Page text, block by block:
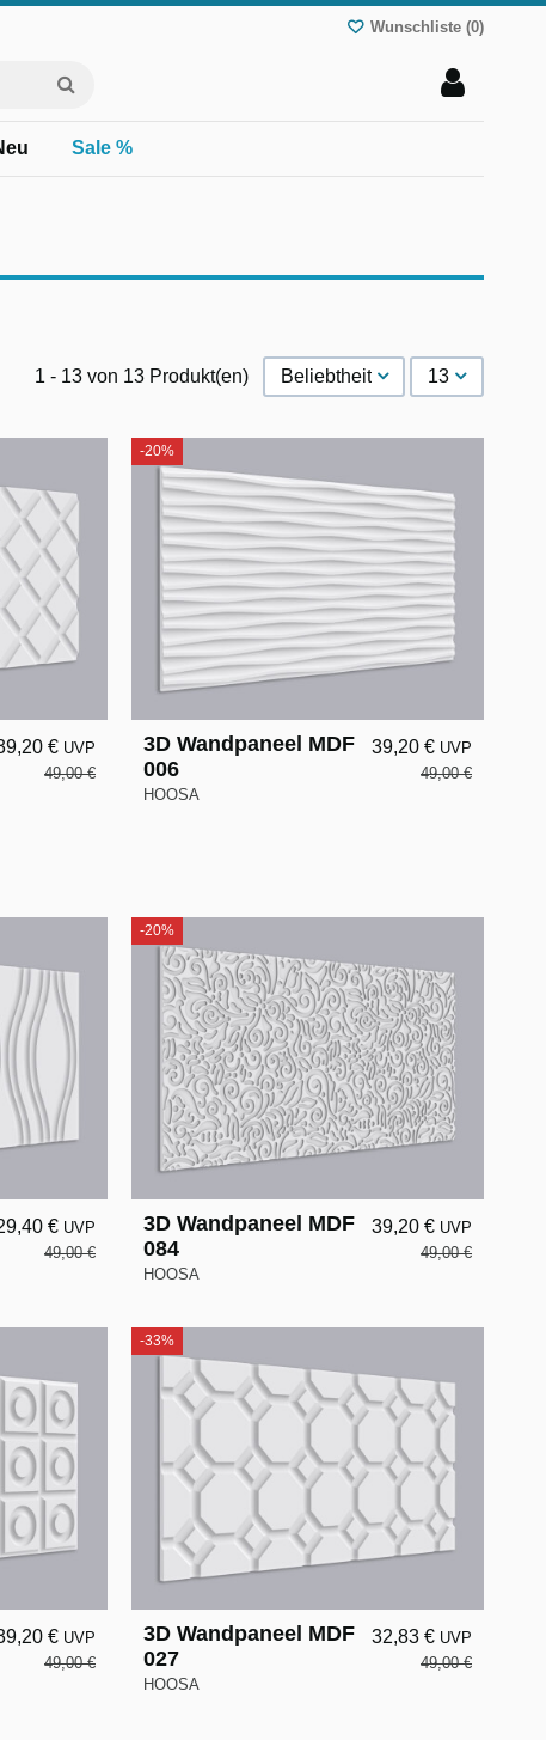
Wunschliste (0)
Sale %
1 - 13 von 13 Produkt(en) Beliebtheit 13
€ UVP
49,00 €
-20%
3D Wandpaneel MDF
006
HOOSA
39,20 € UVP
49,00 €
€ UVP
49,00 €
-20%
3D Wandpaneel MDF
084
HOOSA
39,20 € UVP
49,00 €
€ UVP
49,00 €
-33%
3D Wandpaneel MDF
027
HOOSA
32,83 € UVP
49,00 €